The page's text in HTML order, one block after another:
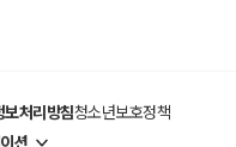
보처리방침청소년보호정책
션